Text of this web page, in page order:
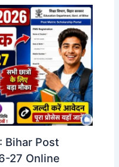
Bihar Post
27 Online